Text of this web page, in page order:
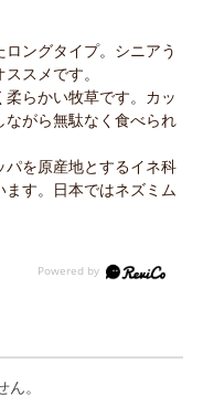
ングタイプ。シニアう
スメです。
らかい牧草です。カッ
ながら無駄なく食べられ
を原産地とするイネ科
す。日本ではネズミム
。